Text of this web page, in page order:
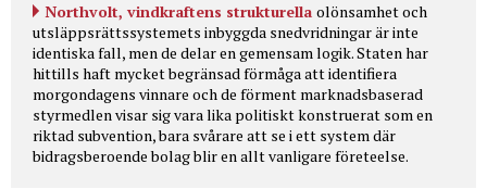
Northvolt, vindkraftens strukturella olönsamhet och
utsläppsrättssystemets inbyggda snedvridningar är inte
identiska fall, men de delar en gemensam logik. Staten har
hittills haft mycket begränsad förmåga att identifiera
morgondagens vinnare och de förment marknadsbaserad
styrmedlen visar sig vara lika politiskt konstruerat som en
riktad subvention, bara svårare att se i ett system där
bidragsberoende bolag blir en allt vanligare företeelse.